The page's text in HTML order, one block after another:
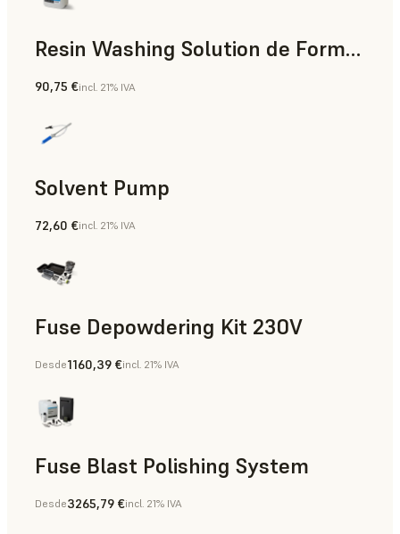
Resin Washing Solution de Formlabs (5 L)
90,75 €incl. 21% IVA
Solvent Pump
72,60 €incl. 21% IVA
Fuse Depowdering Kit 230V
Desde1160,39 €incl. 21% IVA
Fuse Blast Polishing System
Desde3265,79 €incl. 21% IVA